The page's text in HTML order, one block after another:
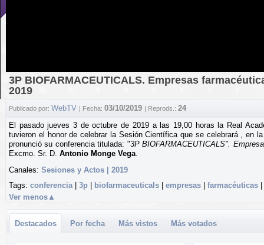
3P BIOFARMACEUTICALS. Empresas
2019
Publicado por: WebTV | Fecha: 03/10/2019 | Reprods.: 24
Ver menos ▲
El pasado jueves 3 de octubre de 2019 a las 19,00 horas la Real
tuvieron el honor de celebrar la Sesión Científica que se celebrará , en
pronunció su conferencia titulada: "3P BIOFARMACEUTICALS".
Excmo. Sr. D. Antonio Monge Vega.
Canales: Sesiones y Actos | 2019
Tags: conferencia 3p biofarmaceuticals empresas farmacéuticas
Destacados Por fecha Más vistos Más votados